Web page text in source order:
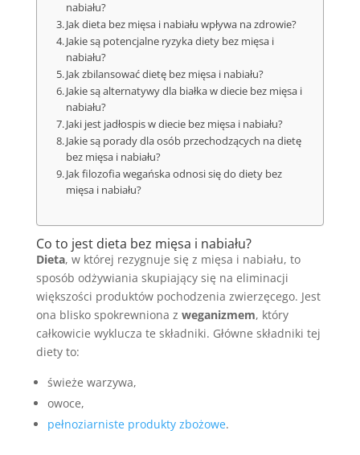
nabiału?
Jak dieta bez mięsa i nabiału wpływa na zdrowie?
Jakie są potencjalne ryzyka diety bez mięsa i
nabiału?
Jak zbilansować dietę bez mięsa i nabiału?
Jakie są alternatywy dla białka w diecie bez mięsa i
nabiału?
Jaki jest jadłospis w diecie bez mięsa i nabiału?
Jakie są porady dla osób przechodzących na dietę
bez mięsa i nabiału?
Jak filozofia wegańska odnosi się do diety bez
mięsa i nabiału?
Co to jest dieta bez mięsa i nabiału?
Dieta, w której rezygnuje się z mięsa i nabiału, to
sposób odżywiania skupiający się na eliminacji
większości produktów pochodzenia zwierzęcego. Jest
ona blisko spokrewniona z weganizmem, który
całkowicie wyklucza te składniki. Główne składniki tej
diety to:
świeże warzywa,
owoce,
pełnoziarniste produkty zbożowe.